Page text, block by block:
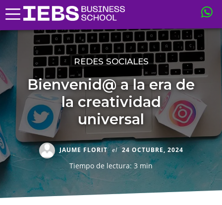
REDES SOCIALES
Bienvenid@ a la era de
la creatividad
universal
JAUME FLORIT el 24 OCTUBRE, 2024
Tiempo de lectura: 3 min